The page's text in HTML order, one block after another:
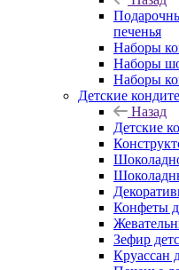
печенья
Наборы
Наборы
Наборы
Детские
Назад
Детские
Конфеты
Зефир
Круассан